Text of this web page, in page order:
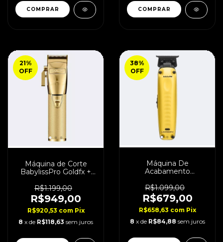
21%
OFF
Máquina de Corte
BabylissPro Goldfx +
R$1.199,00
R$949,00
R$920,53 com Pix
8 x de R$118,63 sem juros
38%
OFF
Máquina De
Acabamento
Andy Anthentic Bivolt
R$1.099,00
R$679,00
R$658,63 com Pix
8 x de R$84,88 sem juros